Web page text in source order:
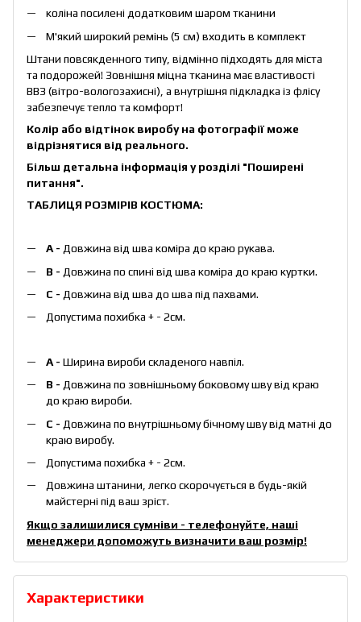
коліна посилені додатковим шаром тканини
М'який широкий ремінь (5 см) входить в комплект
Штани повсякденного типу, відмінно підходять для міста
та подорожей! Зовнішня міцна тканина має властивості
ВВЗ (вітро-вологозахисні), а внутрішня підкладка із флісу
забезпечує тепло та комфорт!
Колір або відтінок виробу на фотографії може
відрізнятися від реального.
Більш детальна інформація у розділі "Поширені
питання".
ТАБЛИЦЯ РОЗМІРІВ КОСТЮМА:
А - Довжина від шва коміра до краю рукава.
B - Довжина по спині від шва коміра до краю куртки.
C - Довжина від шва до шва під пахвами.
Допустима похибка + - 2см.
А - Ширина вироби складеного навпіл.
B - Довжина по зовнішньому боковому шву від краю
до краю вироби.
С - Довжина по внутрішньому бічному шву від матні до
краю виробу.
Допустима похибка + - 2см.
Довжина штанини, легко скорочується в будь-якій
майстерні під ваш зріст.
Якщо залишилися сумніви - телефонуйте, наші
менеджери допоможуть визначити ваш розмір!
Характеристики